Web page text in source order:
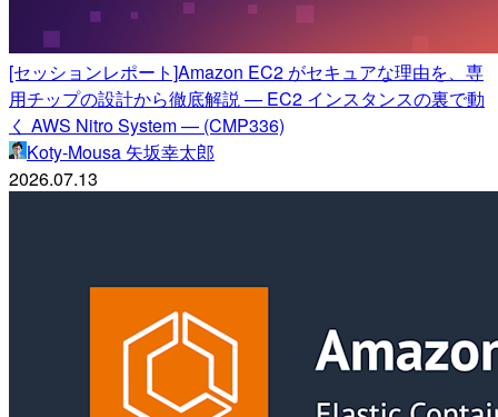
[セッションレポート]Amazon EC2 がセキュアな理由を、専
用チップの設計から徹底解説 — EC2 インスタンスの裏で動
く AWS Nitro System — (CMP336)
Koty-Mousa 矢坂幸太郎
2026.07.13